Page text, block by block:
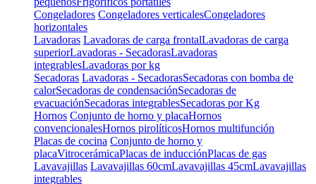
Congeladores Congeladores verticalesCongeladores
horizontales
Lavadoras Lavadoras de carga frontalLavadoras de carga
superiorLavadoras - SecadorasLavadoras
integrablesLavadoras por kg
Secadoras Lavadoras - SecadorasSecadoras con bomba de
calorSecadoras de condensaciónSecadoras de
evacuaciónSecadoras integrablesSecadoras por Kg
Hornos Conjunto de horno y placaHornos
convencionalesHornos pirolíticosHornos multifunción
Placas de cocina Conjunto de horno y
placaVitrocerámicaPlacas de inducciónPlacas de gas
Lavavajillas Lavavajillas 60cmLavavajillas 45cmLavavajillas
integrables